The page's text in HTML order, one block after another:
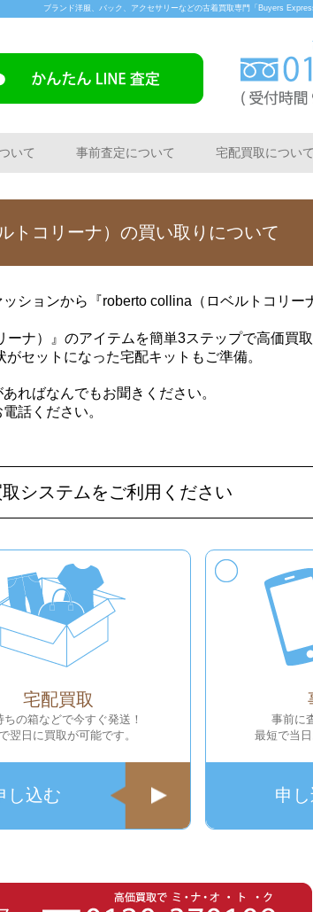
ブランド洋服、バック、アクセサリーなどの古着買取専門「Buyers
いて 事前査定について 宅配買取について
トコリーナ）の買い取りについて
ションから『roberto collina（ロベルトコリー
ナ）』のアイテムを簡単3ステップで高価買取
セットになった宅配キットもご準備。
ればなんでもお聞きください。
話ください。
システムをご利用ください
宅配買取
ちの箱などで今すぐ発送！
翌日に買取が可能です。
し込む
事前に
最短で当日
申